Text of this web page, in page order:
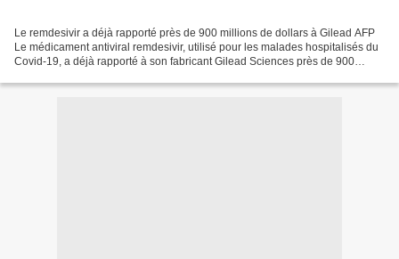
Le remdesivir a déjà rapporté près de 900 millions de dollars à Gilead AFP
Le médicament antiviral remdesivir, utilisé pour les malades hospitalisés du
Covid-19, a déjà rapporté à son fabricant Gilead Sciences près de 900